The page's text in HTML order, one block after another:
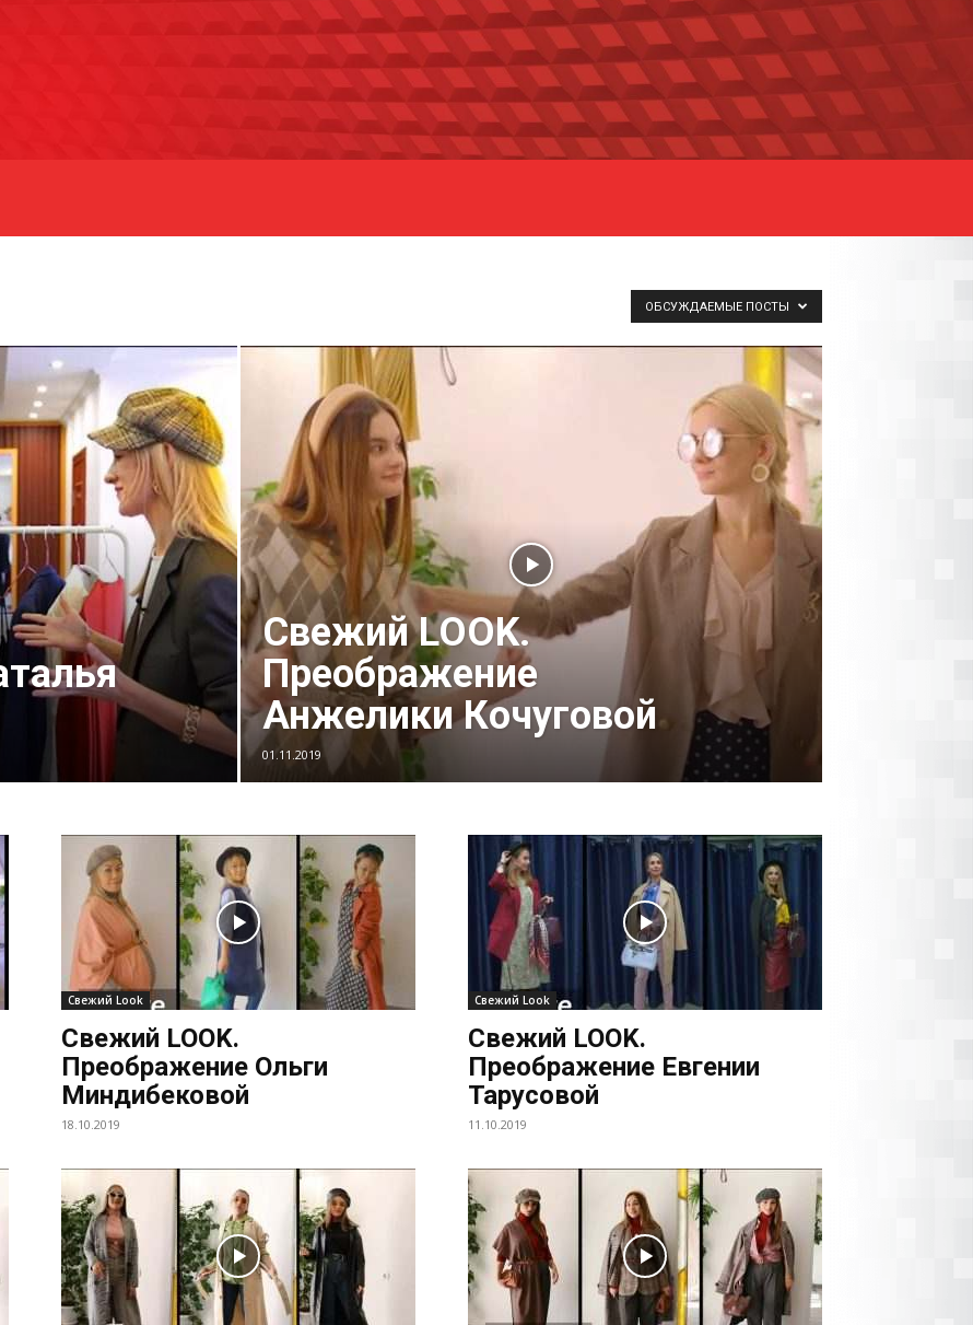
ОБСУЖДАЕМЫЕ ПОСТЫ
Свежий LOOK.
Преображение
Анжелики Кочуговой
01.11.2019
Свежий Look
Свежий LOOK.
Преображение Ольги
Миндибековой
18.10.2019
Свежий Look
Свежий LOOK.
Преображение Евгении
Тарусовой
11.10.2019